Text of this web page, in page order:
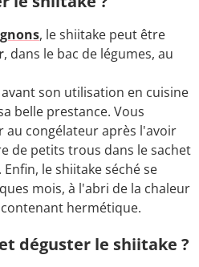
, le shiitake peut être
, dans le bac de légumes, au
son utilisation en cuisine
belle prestance. Vous
au congélateur après l'avoir
de petits trous dans le sachet
le shiitake séché se
mois, à l'abri de la chaleur
hermétique.
déguster le shiitake ?